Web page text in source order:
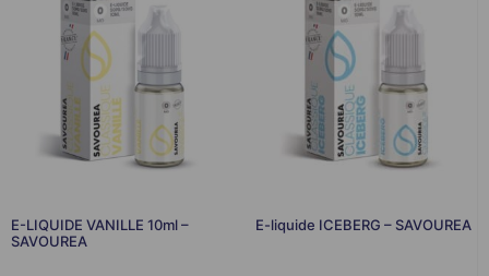
E-LIQUIDE VANILLE 10ml –
SAVOUREA
E-liquide ICEBERG – SAVOUREA